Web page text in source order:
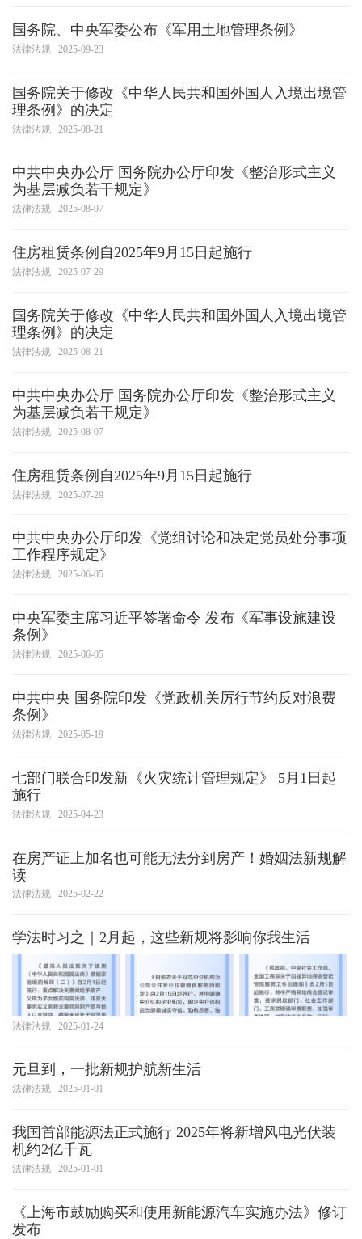
国务院、中央军委公布《军用土地管理条例》
法律法规 2025-09-23
国务院关于修改《中华人民共和国外国人入境出境管
理条例》的决定
法律法规 2025-08-21
中共中央办公厅 国务院办公厅印发《整治形式主义
为基层减负若干规定》
法律法规 2025-08-07
住房租赁条例自2025年9月15日起施行
法律法规 2025-07-29
国务院关于修改《中华人民共和国外国人入境出境管
理条例》的决定
法律法规 2025-08-21
中共中央办公厅 国务院办公厅印发《整治形式主义
为基层减负若干规定》
法律法规 2025-08-07
住房租赁条例自2025年9月15日起施行
法律法规 2025-07-29
中共中央办公厅印发《党组讨论和决定党员处分事项
工作程序规定》
法律法规 2025-06-05
中央军委主席习近平签署命令 发布《军事设施建设
条例》
法律法规 2025-06-05
中共中央 国务院印发《党政机关厉行节约反对浪费
条例》
法律法规 2025-05-19
七部门联合印发新《火灾统计管理规定》 5月1日起
施行
法律法规 2025-04-23
在房产证上加名也可能无法分到房产！婚姻法新规解
读
法律法规 2025-02-22
学法时习之｜2月起，这些新规将影响你我生活
法律法规 2025-01-24
元旦到，一批新规护航新生活
法律法规 2025-01-01
我国首部能源法正式施行 2025年将新增风电光伏装
机约2亿千瓦
法律法规 2025-01-01
《上海市鼓励购买和使用新能源汽车实施办法》修订
发布